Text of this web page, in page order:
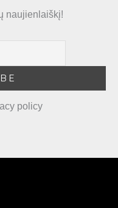
naujienlaiškį!
policy